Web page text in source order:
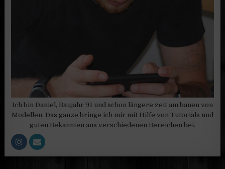
Ich bin Daniel, Baujahr 91 und schon längere zeit am bauen von
Modellen. Das ganze bringe ich mir mit Hilfe von Tutorials und
guten Bekannten aus verschiedenen Bereichen bei.